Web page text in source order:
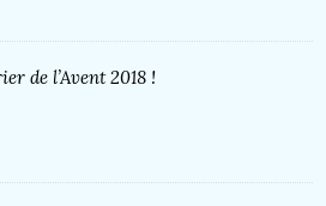
de l’Avent 2018 !